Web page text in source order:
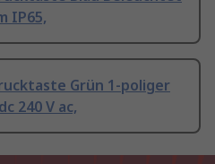
IP65,
Grün 1-poliger
240 V ac,